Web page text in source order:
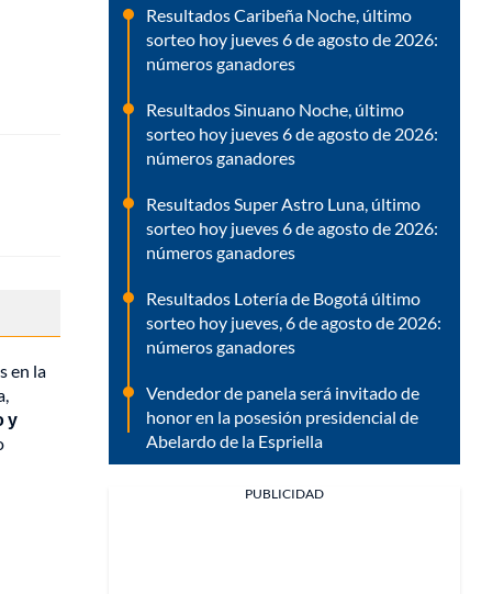
en la
y
Resultados Caribeña Noche, último
sorteo hoy jueves 6 de agosto de 2026:
números ganadores
Resultados Sinuano Noche, último
sorteo hoy jueves 6 de agosto de 2026:
números ganadores
Resultados Super Astro Luna, último
sorteo hoy jueves 6 de agosto de 2026:
números ganadores
Resultados Lotería de Bogotá último
sorteo hoy jueves, 6 de agosto de 2026:
números ganadores
Vendedor de panela será invitado de
honor en la posesión presidencial de
Abelardo de la Espriella
PUBLICIDAD